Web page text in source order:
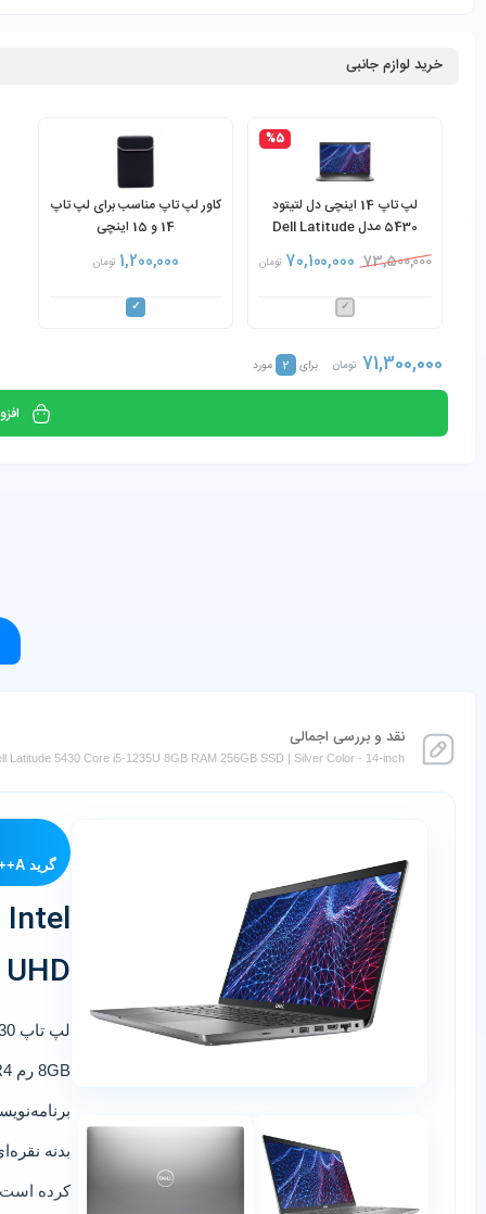
خرید لوازم جانبی
%5
لپ تاپ 14 اینچی دل لتیتود
5430 مدل Dell Latitude
5430 Core i5-1235U 8GB
RAM 256GB SSD73,500,000
70,100,000 تومان
کاور لپ تاپ مناسب برای لپ تاپ
14 و 15 اینچی
1,200,000 تومان
71,300,000 تومان برای 2 مورد
نقد و بررسی اجمالی
Latitude 5430 Core i5-1235U 8GB RAM 256GB SSD | Silver Color - 14-inch
گرید A++ — استوک وارداتی فوق تمیز
Intel
UHD
لپ تاپ
8GB رم DDR4
کرده